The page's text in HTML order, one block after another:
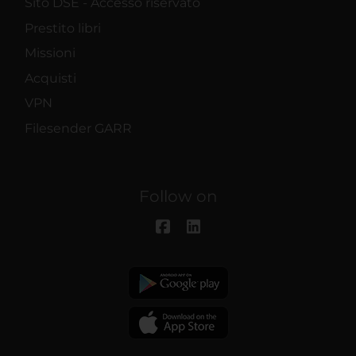
Prestito libri
Missioni
Acquisti
VPN
Filesender GARR
Follow on